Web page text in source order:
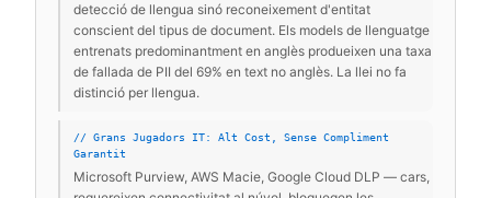
detecció de llengua sinó reconeixement d'entitat
conscient del tipus de document. Els models de llenguatge
entrenats predominantment en anglès produeixen una taxa
de fallada de PII del 69% en text no anglès. La llei no fa
distinció per llengua.
// Grans Jugadors IT: Alt Cost, Sense Compliment
Garantit
Microsoft Purview, AWS Macie, Google Cloud DLP — cars,